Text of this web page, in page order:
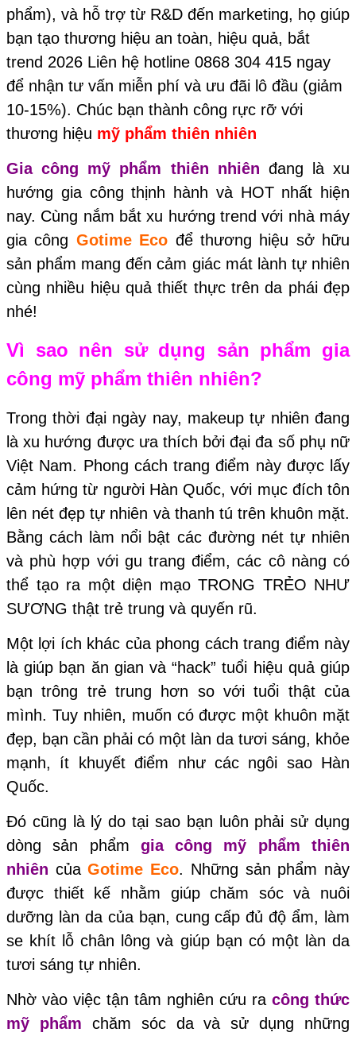
phẩm), và hỗ trợ từ R&D đến marketing, họ giúp
bạn tạo thương hiệu an toàn, hiệu quả, bắt
trend 2026 Liên hệ hotline 0868 304 415 ngay
để nhận tư vấn miễn phí và ưu đãi lô đầu (giảm
10-15%). Chúc bạn thành công rực rỡ với
thương hiệu mỹ phẩm thiên nhiên
Gia công mỹ phẩm thiên nhiên đang là xu
hướng gia công thịnh hành và HOT nhất hiện
nay. Cùng nắm bắt xu hướng trend với nhà máy
gia công Gotime Eco để thương hiệu sở hữu
sản phẩm mang đến cảm giác mát lành tự nhiên
cùng nhiều hiệu quả thiết thực trên da phái đẹp
nhé!
Vì sao nên sử dụng sản phẩm gia
công mỹ phẩm thiên nhiên?
Trong thời đại ngày nay, makeup tự nhiên đang
là xu hướng được ưa thích bởi đại đa số phụ nữ
Việt Nam. Phong cách trang điểm này được lấy
cảm hứng từ người Hàn Quốc, với mục đích tôn
lên nét đẹp tự nhiên và thanh tú trên khuôn mặt.
Bằng cách làm nổi bật các đường nét tự nhiên
và phù hợp với gu trang điểm, các cô nàng có
thể tạo ra một diện mạo TRONG TRẺO NHƯ
SƯƠNG thật trẻ trung và quyến rũ.
Một lợi ích khác của phong cách trang điểm này
là giúp bạn ăn gian và “hack” tuổi hiệu quả giúp
bạn trông trẻ trung hơn so với tuổi thật của
mình. Tuy nhiên, muốn có được một khuôn mặt
đẹp, bạn cần phải có một làn da tươi sáng, khỏe
mạnh, ít khuyết điểm như các ngôi sao Hàn
Quốc.
Đó cũng là lý do tại sao bạn luôn phải sử dụng
dòng sản phẩm gia công mỹ phẩm thiên
nhiên củaGotime Eco. Những sản phẩm này
được thiết kế nhằm giúp chăm sóc và nuôi
dưỡng làn da của bạn, cung cấp đủ độ ẩm, làm
se khít lỗ chân lông và giúp bạn có một làn da
tươi sáng tự nhiên.
Nhờ vào việc tận tâm nghiên cứu ra công thức
mỹ phẩm chăm sóc da và sử dụng những